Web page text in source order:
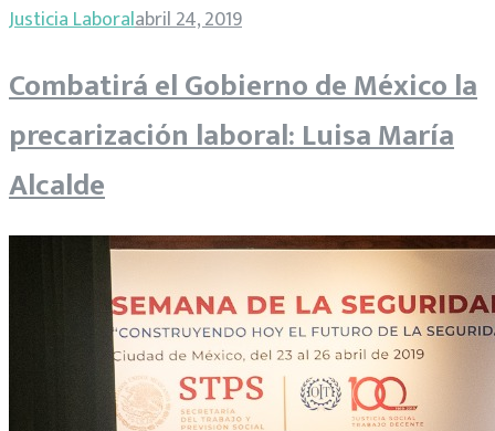
Justicia Laboralabril 24, 2019
Combatirá el Gobierno de México la
precarización laboral: Luisa María
Alcalde